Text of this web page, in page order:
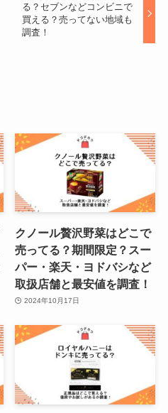
る？セブンなどコンビニで
買える？売ってない地域も
調査！
クノール贅沢野菜はどこで
売ってる？期間限定？スー
パー・楽天・ヨドバシなど
取扱店舗と最安値を調査！
2024年10月17日